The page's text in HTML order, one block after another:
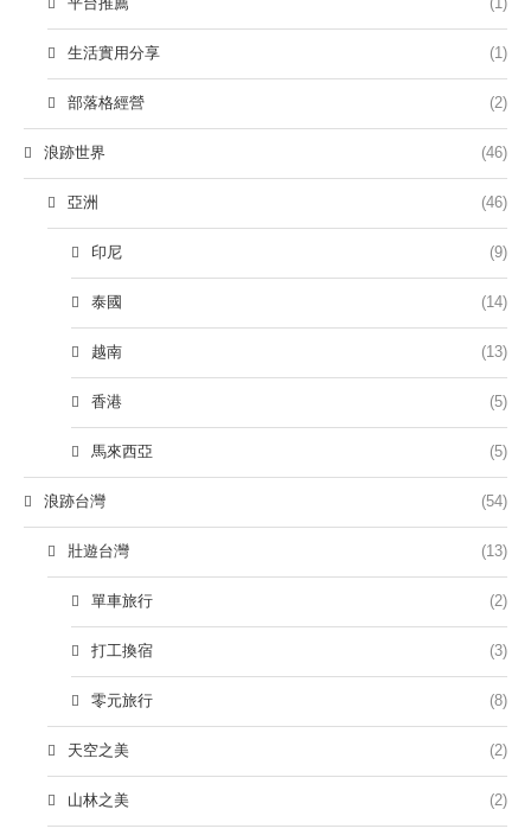
生活實用分享 (1)
部落格經營 (2)
浪跡世界 (46)
亞洲 (46)
印尼 (9)
泰國 (14)
越南 (13)
香港 (5)
馬來西亞 (5)
浪跡台灣 (54)
壯遊台灣 (13)
單車旅行 (2)
打工換宿 (3)
零元旅行 (8)
天空之美 (2)
山林之美 (2)